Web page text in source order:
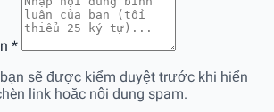
*
sẽ được kiểm duyệt trước khi hiển
link hoặc nội dung spam.